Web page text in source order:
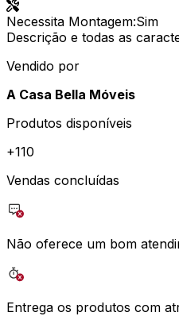
Necessita Montagem:Sim
Descrição e todas as
Vendido por
A Casa Bella Móveis
Produtos disponíveis
+110
Vendas concluídas
Não oferece um bom
Entrega os produtos com